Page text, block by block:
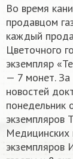
Во время
продавцом
каждый
Цветочного
экземпляр
— 7 монет.
новостей
понедельник
экземпляров
Медицинских
экземпляров